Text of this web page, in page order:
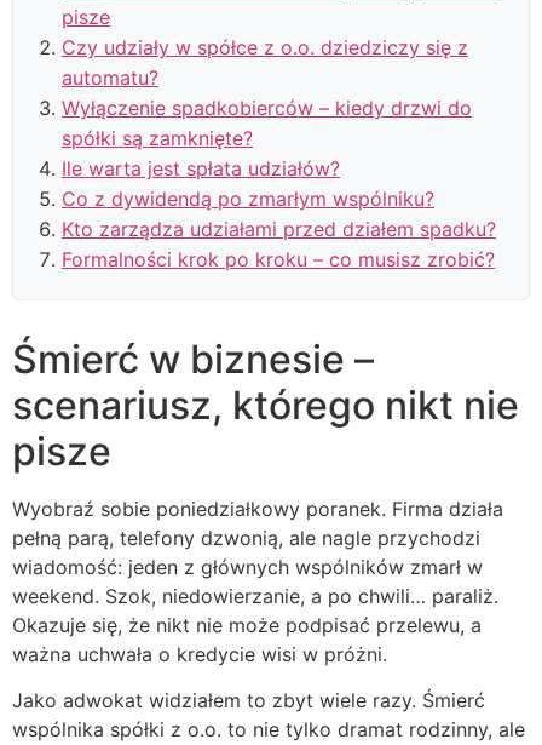
pisze
Czy udziały w spółce z o.o. dziedziczy się z
automatu?
Wyłączenie spadkobierców – kiedy drzwi do
spółki są zamknięte?
Ile warta jest spłata udziałów?
Co z dywidendą po zmarłym wspólniku?
Kto zarządza udziałami przed działem spadku?
Formalności krok po kroku – co musisz zrobić?
Śmierć w biznesie –
scenariusz, którego nikt nie
pisze
Wyobraź sobie poniedziałkowy poranek. Firma działa
pełną parą, telefony dzwonią, ale nagle przychodzi
wiadomość: jeden z głównych wspólników zmarł w
weekend. Szok, niedowierzanie, a po chwili… paraliż.
Okazuje się, że nikt nie może podpisać przelewu, a
ważna uchwała o kredycie wisi w próżni.
Jako adwokat widziałem to zbyt wiele razy. Śmierć
wspólnika spółki z o.o. to nie tylko dramat rodzinny, ale